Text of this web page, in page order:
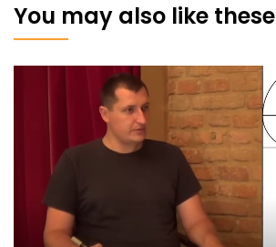
You may also like these